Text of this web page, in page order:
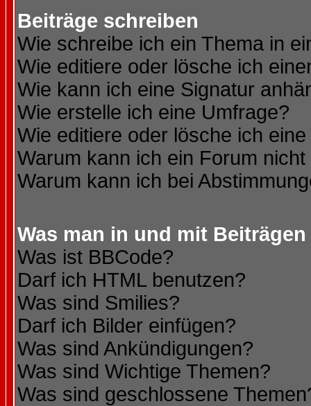
Beiträge schreiben
Wie schreibe ich ein Thema in
Wie editiere oder lösche ich
Wie kann ich eine Signatur
Wie erstelle ich eine Umfrage?
Wie editiere oder lösche ich
Warum kann ich ein Forum
Warum kann ich bei
Was man in und mit
Was ist BBCode?
Darf ich HTML benutzen?
Was sind Smilies?
Darf ich Bilder einfügen?
Was sind Ankündigungen?
Was sind Wichtige Themen?
Was sind geschlossene